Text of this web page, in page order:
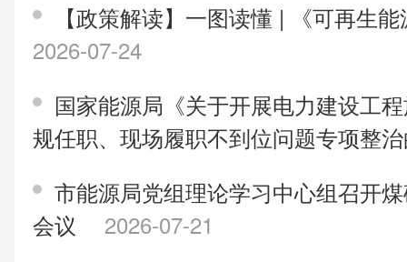
【政策解读】一图读懂 | 《可再生
2026-07-24
国家能源局《关于开展电力建设工
规任职、现场履职不到位问题专项整
市能源局党组理论学习中心组召开
会议
2026-07-21